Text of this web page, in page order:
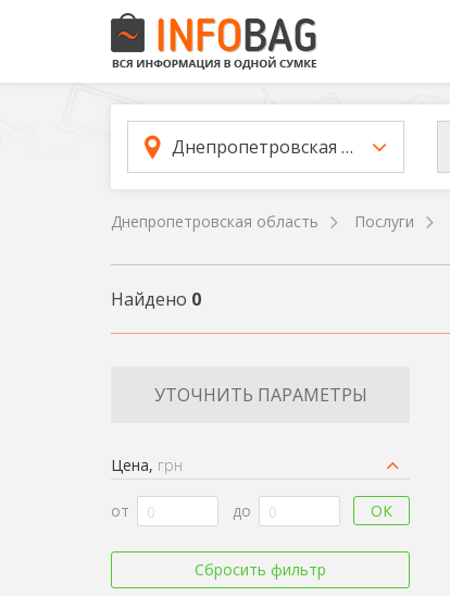
Днепропетровская область
Днепропетровская область Послуги
Найдено 0
УТОЧНИТЬ ПАРАМЕТРЫ
Цена, грн
от до ОК
Сбросить фильтр